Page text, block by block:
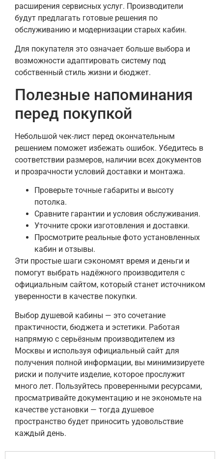
расширения сервисных услуг. Производители
будут предлагать готовые решения по
обслуживанию и модернизации старых кабин.
Для покупателя это означает больше выбора и
возможности адаптировать систему под
собственный стиль жизни и бюджет.
Полезные напоминания
перед покупкой
Небольшой чек-лист перед окончательным
решением поможет избежать ошибок. Убедитесь в
соответствии размеров, наличии всех документов
и прозрачности условий доставки и монтажа.
Проверьте точные габариты и высоту
потолка.
Сравните гарантии и условия обслуживания.
Уточните сроки изготовления и доставки.
Просмотрите реальные фото установленных
кабин и отзывы.
Эти простые шаги сэкономят время и деньги и
помогут выбрать надёжного производителя с
официальным сайтом, который станет источником
уверенности в качестве покупки.
Выбор душевой кабины — это сочетание
практичности, бюджета и эстетики. Работая
напрямую с серьёзным производителем из
Москвы и используя официальный сайт для
получения полной информации, вы минимизируете
риски и получите изделие, которое прослужит
много лет. Пользуйтесь проверенными ресурсами,
просматривайте документацию и не экономьте на
качестве установки — тогда душевое
пространство будет приносить удовольствие
каждый день.